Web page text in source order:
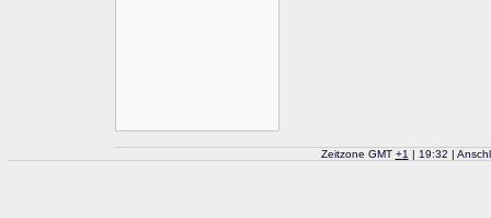
Zeitzone GMT +1 | 19:32 |